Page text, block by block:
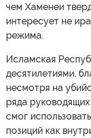
чем Хаменеи
интересует не
режима.
Исламская
десятилетиями,
несмотря на
ряда
смог
позиций как